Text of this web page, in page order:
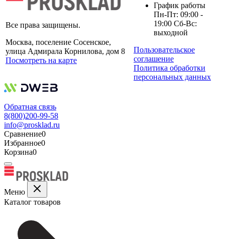
Все права защищены.
Москва, поселение Сосенское,
улица Адмирала Корнилова, дом 8
Посмотреть на карте
График работы
Пн-Пт: 09:00 -
19:00 Сб-Вс:
выходной
Пользовательское
соглашение
Политика обработки
персональных данных
Обратная связь
8(800)200-99-58
info@prosklad.ru
Сравнение0
Избранное0
Корзина0
Меню
Каталог товаров